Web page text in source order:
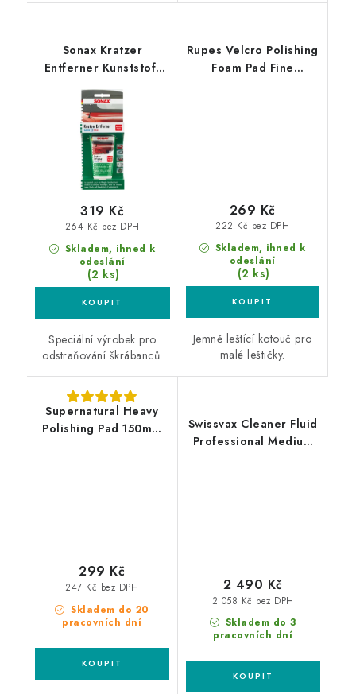
Sonax Kratzer
Entferner Kunststoff
odstraňovač škrábanců
z plastů
Skladem, ihned k
odeslání
(2 ks)
264 Kč bez DPH
319 Kč
Speciální výrobek pro
odstraňování škrábanců.
Rupes Velcro Polishing
Foam Pad Fine
Skladem, ihned k
odeslání
(2 ks)
222 Kč bez DPH
269 Kč
Jemně leštící kotouč pro
malé leštičky.
Supernatural Heavy
Polishing Pad 150mm
Skladem do 20
pracovních dní
247 Kč bez DPH
299 Kč
Swissvax Cleaner Fluid
Professional Medium
Skladem do 3
pracovních dní
2 058 Kč bez DPH
2 490 Kč